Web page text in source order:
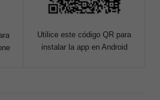
Utilice este código QR para
instalar la app en Android